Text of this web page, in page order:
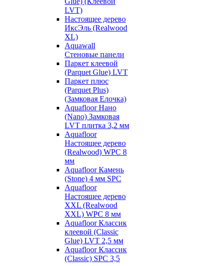
LVT)
Настоящее дерево
ИксЭль (Realwood
XL)
Aquawall
Стеновые панели
Паркет клеевой
(Parquet Glue) LVT
Паркет плюс
(Parquet Plus)
(Замковая Елочка)
Aquafloor Нано
(Nano) Замковая
LVT плитка 3,2 мм
Aquafloor
Настоящее дерево
(Realwood) WPC 8
мм
Aquafloor Камень
(Stone) 4 мм SPC
Aquafloor
Настоящее дерево
XXL (Realwood
XXL) WPC 8 мм
Aquafloor Классик
клеевой (Classic
Glue) LVT 2,5 мм
Aquafloor Классик
(Classic) SPC 3,5